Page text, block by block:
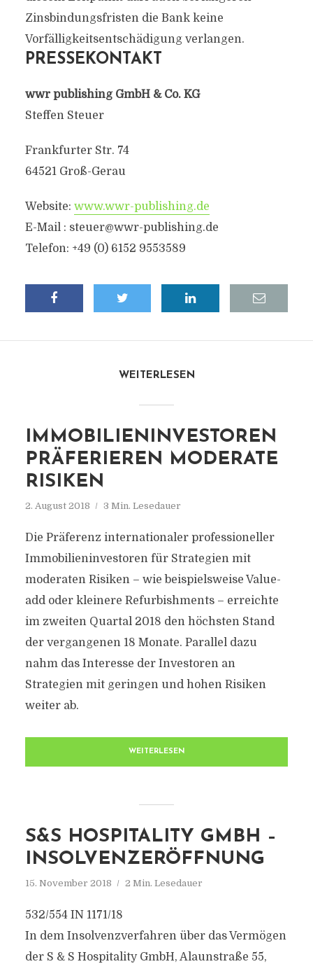
Zinsbindungsfristen die Bank keine
Vorfälligkeitsentschädigung verlangen.
PRESSEKONTAKT
wwr publishing GmbH & Co. KG
Steffen Steuer
Frankfurter Str. 74
64521 Groß-Gerau
Website: www.wwr-publishing.de
E-Mail : steuer@wwr-publishing.de
Telefon: +49 (0) 6152 9553589
WEITERLESEN
IMMOBILIENINVESTOREN
PRÄFERIEREN MODERATE
RISIKEN
2. August 2018 3 Min. Lesedauer
Die Präferenz internationaler professioneller
Immobilieninvestoren für Strategien mit
moderaten Risiken – wie beispielsweise Value-
add oder kleinere Refurbishments – erreichte
im zweiten Quartal 2018 den höchsten Stand
der vergangenen 18 Monate. Parallel dazu
nahm das Interesse der Investoren an
Strategien mit geringen und hohen Risiken
weiter ab.
WEITERLESEN
S&S HOSPITALITY GMBH –
INSOLVENZERÖFFNUNG
15. November 2018 2 Min. Lesedauer
532/554 IN 1171/18
In dem Insolvenzverfahren über das Vermögen
der S & S Hospitality GmbH, Alaunstraße 55,